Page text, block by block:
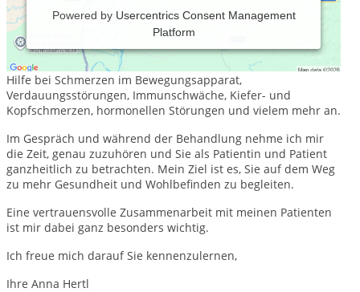
Powered by Usercentrics Consent Management
Platform
Liebe Besucherin, lieber Besucher,
ich bin Heilpraktikerin in Mühldorf und biete in meiner Praxis
Hilfe bei Schmerzen im Bewegungsapparat,
Verdauungsstörungen, Immunschwäche, Kiefer- und
Kopfschmerzen, hormonellen Störungen und vielem mehr an.
Im Gespräch und während der Behandlung nehme ich mir
die Zeit, genau zuzuhören und Sie als Patientin und Patient
ganzheitlich zu betrachten. Mein Ziel ist es, Sie auf dem Weg
zu mehr Gesundheit und Wohlbefinden zu begleiten.
Eine vertrauensvolle Zusammenarbeit mit meinen Patienten
ist mir dabei ganz besonders wichtig.
Ich freue mich darauf Sie kennenzulernen,
Ihre Anna Hertl